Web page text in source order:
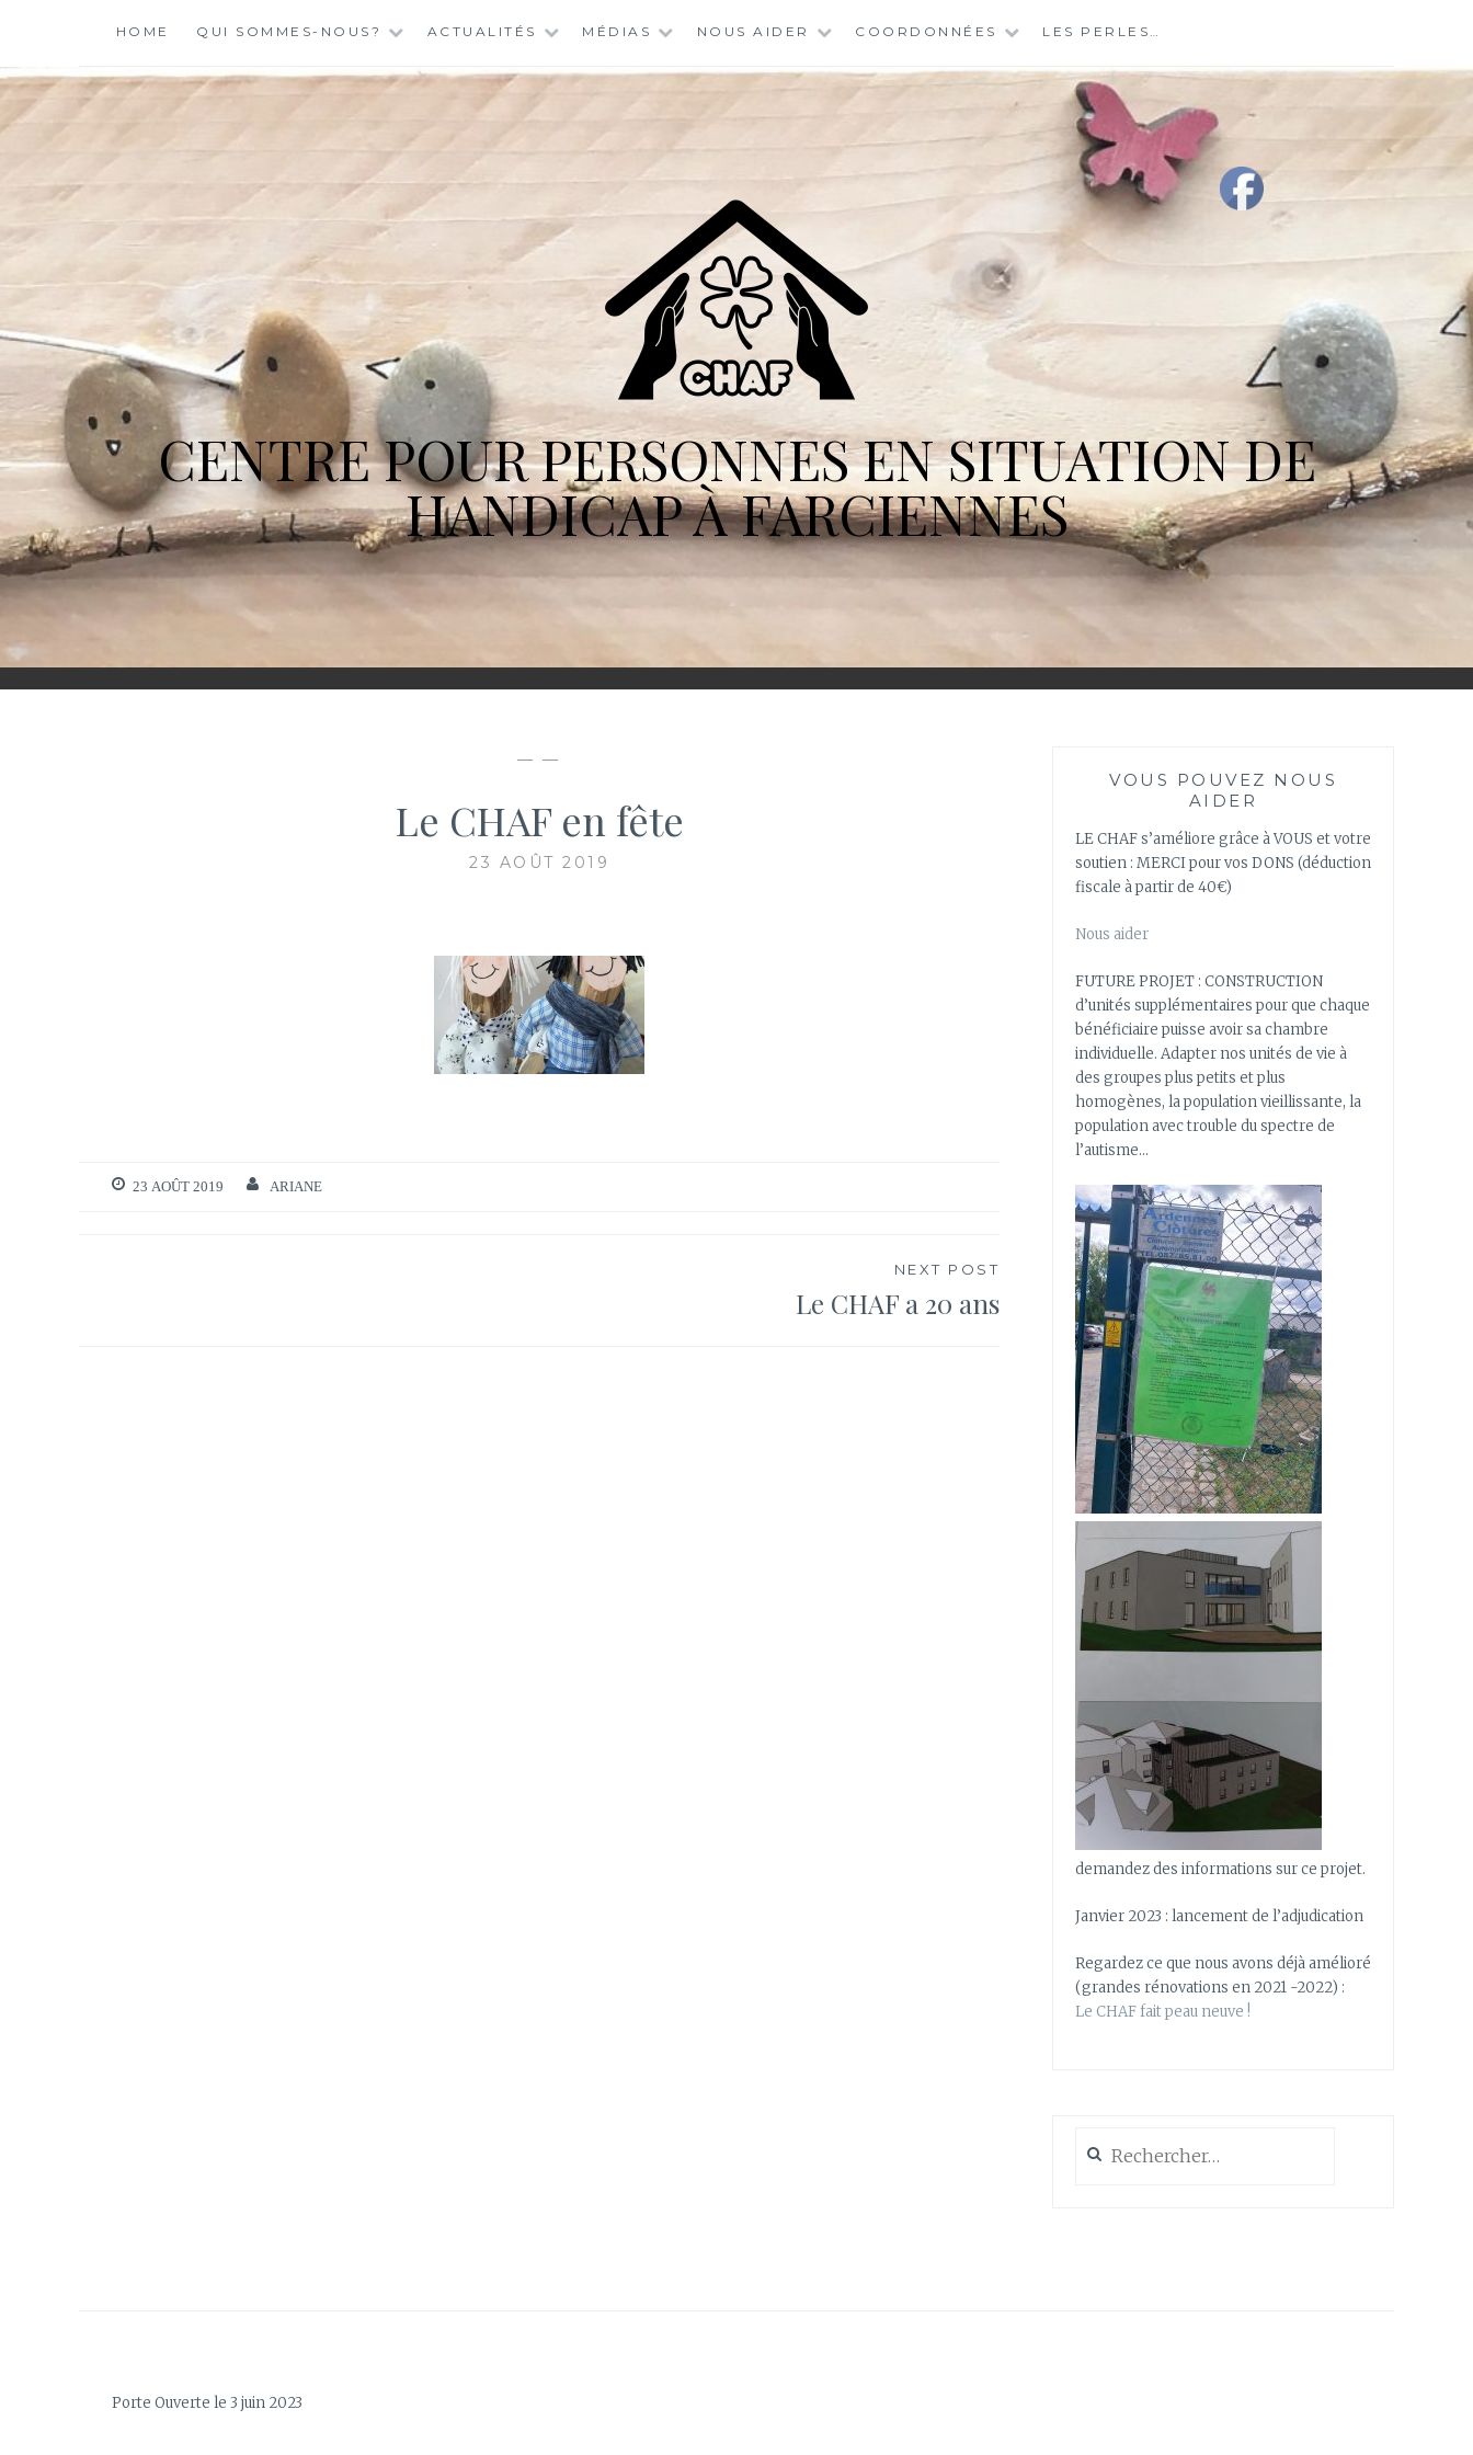
content
HOME QUI SOMMES-NOUS? ACTUALITÉS MÉDIAS NOUS AIDER COORDONNÉES LES PERLES…
CENTRE POUR PERSONNES EN SITUATION DE
HANDICAP À FARCIENNES
— —
Le CHAF en fête
23 AOÛT 2019
23 AOÛT 2019 ARIANE
NEXT POST
Le CHAF a 20 ans
VOUS POUVEZ NOUS
AIDER
LE CHAF s’améliore grâce à VOUS et votre
soutien : MERCI pour vos DONS (déduction
fiscale à partir de 40€)
Nous aider
FUTURE PROJET : CONSTRUCTION
d’unités supplémentaires pour que chaque
bénéficiaire puisse avoir sa chambre
individuelle. Adapter nos unités de vie à
des groupes plus petits et plus
homogènes, la population vieillissante, la
population avec trouble du spectre de
l’autisme…
demandez des informations sur ce projet.
Janvier 2023 : lancement de l’adjudication
Regardez ce que nous avons déjà amélioré
(grandes rénovations en 2021 -2022) :
Le CHAF fait peau neuve !
Porte Ouverte le 3 juin 2023